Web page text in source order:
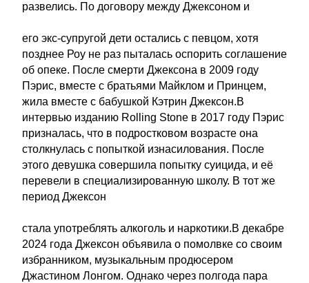
развелись. По договору между Джексоном и
его экс-супругой дети остались с певцом, хотя
позднее Роу не раз пыталась оспорить соглашение
об опеке. После смерти Джексона в 2009 году
Пэрис, вместе с братьями Майклом и Принцем,
жила вместе с бабушкой Кэтрин Джексон.В
интервью изданию Rolling Stone в 2017 году Пэрис
призналась, что в подростковом возрасте она
столкнулась с попыткой изнасилования. После
этого девушка совершила попытку суицида, и её
перевели в специализированную школу. В тот же
период Джексон
стала употреблять алкоголь и наркотики.В декабре
2024 года Джексон объявила о помолвке со своим
избранником, музыкальным продюсером
Джастином Лонгом. Однако через полгода пара